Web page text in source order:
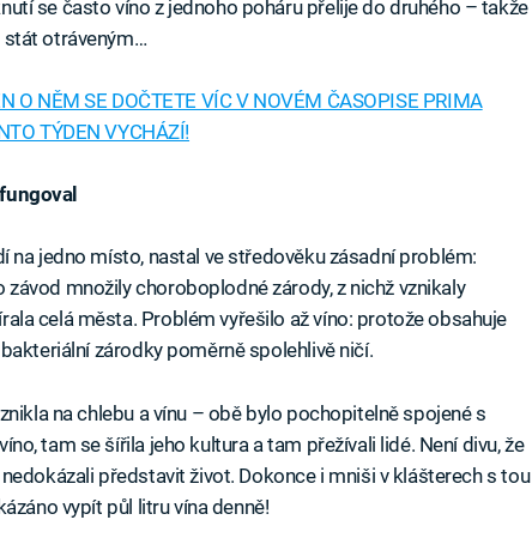
se často víno z jednoho poháru přelije do druhého – takže
stát otráveným…
O NĚM SE DOČTETE VÍC V NOVÉM ČASOPISE PRIMA
TÝDEN VYCHÁZÍ!
na jedno místo, nastal ve středověku zásadní problém:
závod množily choroboplodné zárody, z nichž vznikaly
celá města. Problém vyřešilo až víno: protože obsahuje
zárodky poměrně spolehlivě ničí.
na chlebu a vínu – obě bylo pochopitelně spojené s
tam se šířila jeho kultura a tam přežívali lidé. Není divu, že
představit život. Dokonce i mniši v klášterech s tou
vypít půl litru vína denně!